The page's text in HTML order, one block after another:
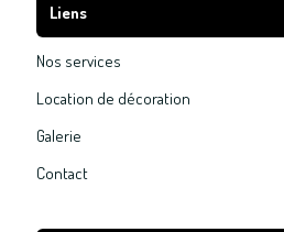
Liens
Nos services
Location de décoration
Galerie
Contact